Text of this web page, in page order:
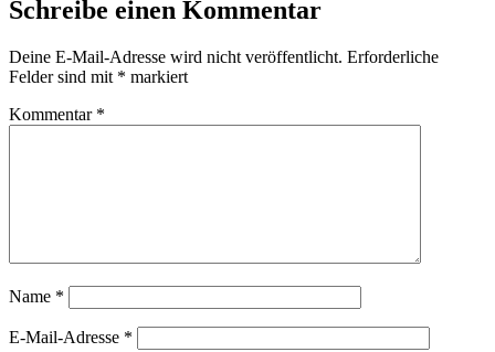
Schreibe einen Kommentar
Deine E-Mail-Adresse wird nicht veröffentlicht. Erforderliche
Felder sind mit * markiert
Kommentar *
Name *
E-Mail-Adresse *